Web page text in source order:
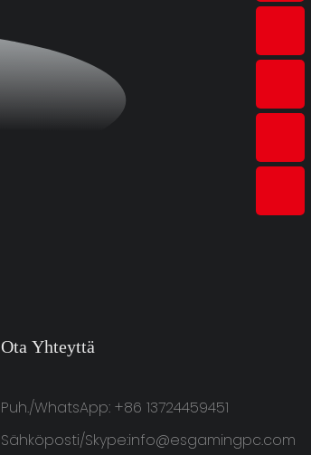
Ota Yhteyttä
Puh./WhatsApp: +86 13724459451
Sähköposti/Skype:info@esgamingpc.com